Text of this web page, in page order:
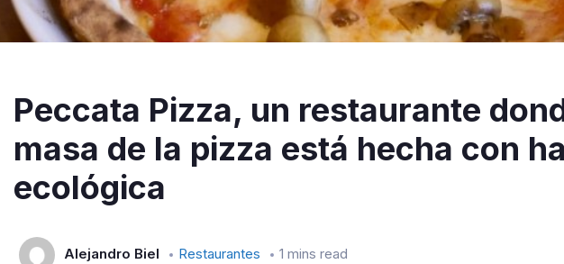
Peccata Pizza, un restaurante
masa de la pizza está hecha con
ecológica
Alejandro Biel Restaurantes 1 mins read